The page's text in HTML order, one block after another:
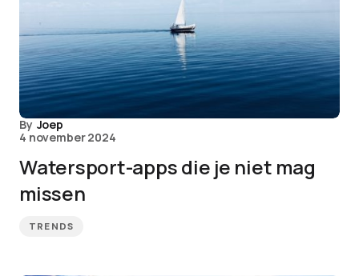
By Joep
4 november 2024
Watersport-apps die je niet mag
missen
TRENDS